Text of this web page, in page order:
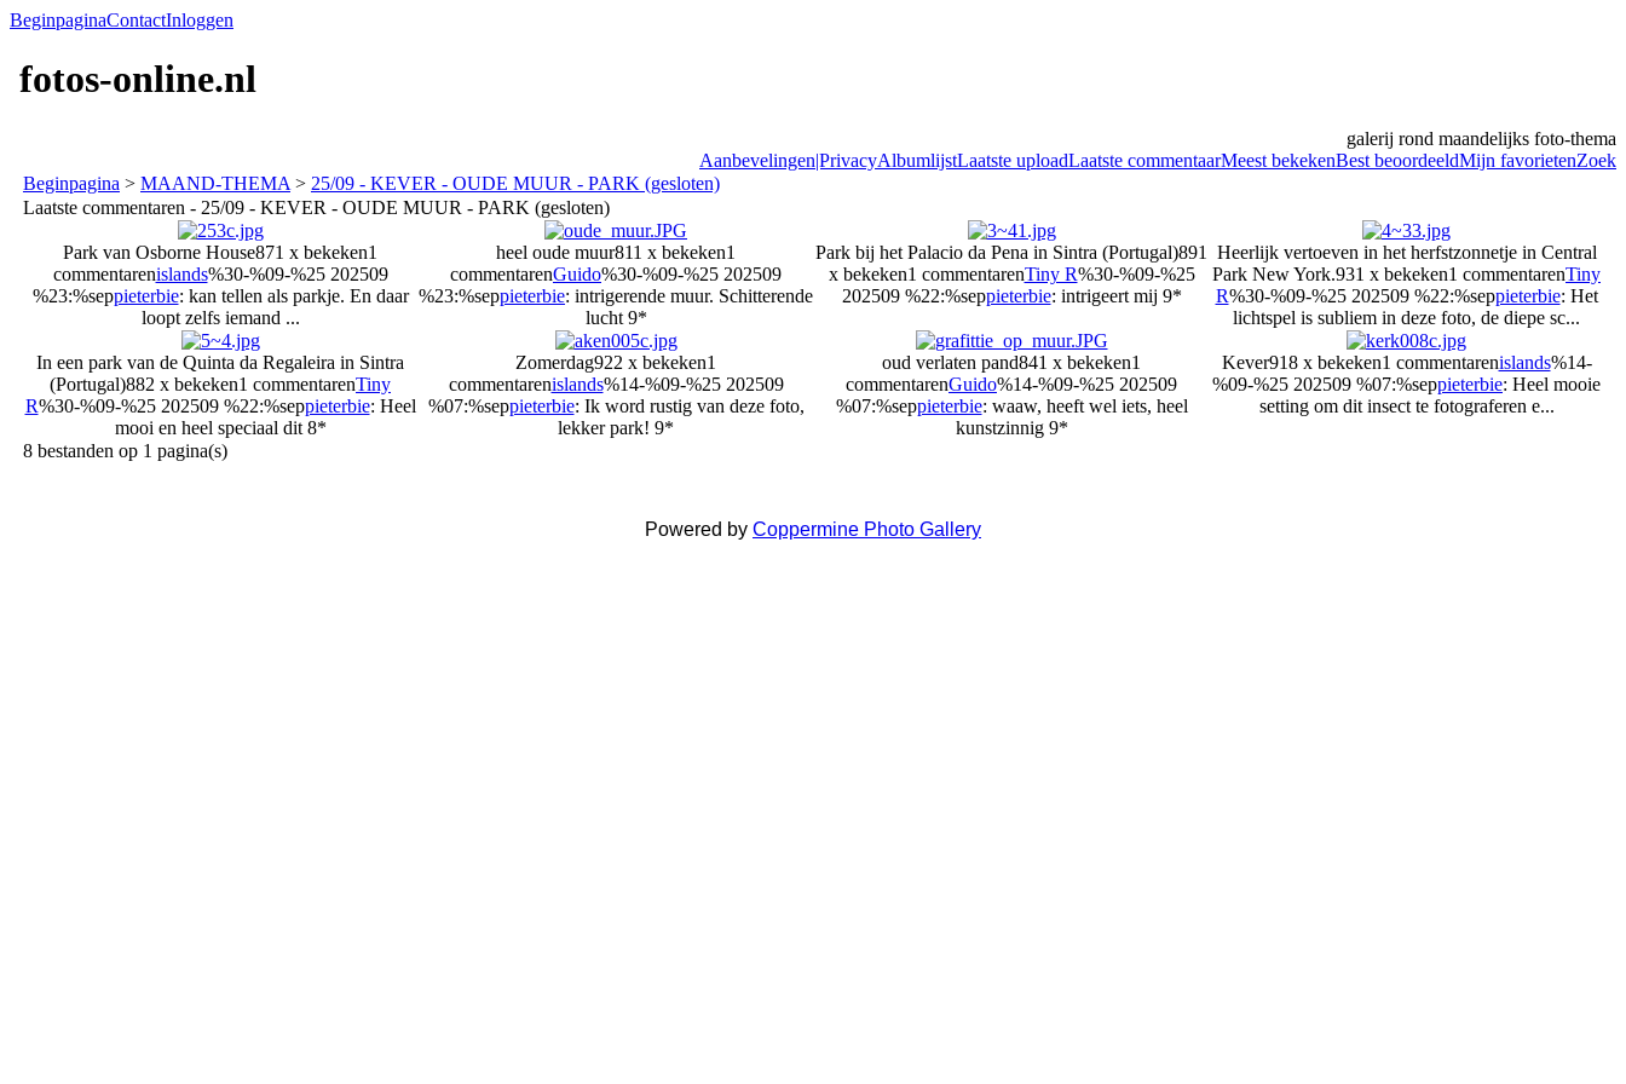
BeginpaginaContactInloggen
fotos-online.nl
galerij rond maandelijks foto-thema
Aanbevelingen|PrivacyAlbumlijstLaatste uploadLaatste commentaarMeest bekekenBest beoordeeldMijn favorietenZoek
Beginpagina > MAAND-THEMA > 25/09 - KEVER - OUDE MUUR - PARK (gesloten)
Laatste commentaren - 25/09 - KEVER - OUDE MUUR - PARK (gesloten)
Park van Osborne House871 x bekeken1
commentarenislands%30-%09-%25 202509
%23:%seppieterbie: kan tellen als parkje. En daar
loopt zelfs iemand ...
heel oude muur811 x bekeken1
commentarenGuido%30-%09-%25 202509
%23:%seppieterbie: intrigerende muur. Schitterende
lucht 9*
Park bij het Palacio da Pena in Sintra (Portugal)891
x bekeken1 commentarenTiny R%30-%09-%25
202509 %22:%seppieterbie: intrigeert mij 9*
Heerlijk vertoeven in het herfstzonnetje in Central
Park New York.931 x bekeken1 commentarenTiny
R%30-%09-%25 202509 %22:%seppieterbie: Het
lichtspel is subliem in deze foto, de diepe sc...
In een park van de Quinta da Regaleira in Sintra
(Portugal)882 x bekeken1 commentarenTiny
R%30-%09-%25 202509 %22:%seppieterbie: Heel
mooi en heel speciaal dit 8*
Zomerdag922 x bekeken1
commentarenislands%14-%09-%25 202509
%07:%seppieterbie: Ik word rustig van deze foto,
lekker park! 9*
oud verlaten pand841 x bekeken1
commentarenGuido%14-%09-%25 202509
%07:%seppieterbie: waaw, heeft wel iets, heel
kunstzinnig 9*
Kever918 x bekeken1 commentarenislands%14-
%09-%25 202509 %07:%seppieterbie: Heel mooie
setting om dit insect te fotograferen e...
8 bestanden op 1 pagina(s)
Powered by Coppermine Photo Gallery